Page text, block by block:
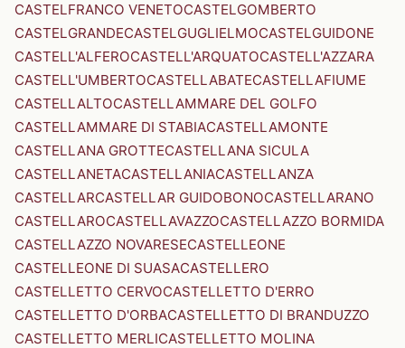
CASTELFRANCO VENETOCASTELGOMBERTO
CASTELGRANDECASTELGUGLIELMOCASTELGUIDONE
CASTELL'ALFEROCASTELL'ARQUATOCASTELL'AZZARA
CASTELL'UMBERTOCASTELLABATECASTELLAFIUME
CASTELLALTOCASTELLAMMARE DEL GOLFO
CASTELLAMMARE DI STABIACASTELLAMONTE
CASTELLANA GROTTECASTELLANA SICULA
CASTELLANETACASTELLANIACASTELLANZA
CASTELLARCASTELLAR GUIDOBONOCASTELLARANO
CASTELLAROCASTELLAVAZZOCASTELLAZZO BORMIDA
CASTELLAZZO NOVARESECASTELLEONE
CASTELLEONE DI SUASACASTELLERO
CASTELLETTO CERVOCASTELLETTO D'ERRO
CASTELLETTO D'ORBACASTELLETTO DI BRANDUZZO
CASTELLETTO MERLICASTELLETTO MOLINA